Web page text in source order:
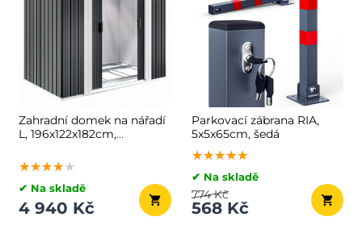
Zahradní domek na nářadí
L, 196x122x182cm,
★★★★★
★★★★★
★★★★★
✔ Na skladě
4 940 Kč
Parkovací zábrana RIA,
5x5x65cm, šedá
★★★★★
★★★★★
★★★★★
✔ Na skladě
568 Kč
774 Kč